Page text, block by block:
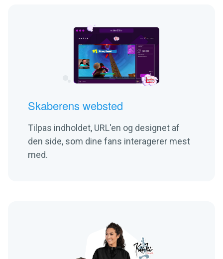
Skaberens websted
Tilpas indholdet, URL'en og designet af
den side, som dine fans interagerer mest
med.